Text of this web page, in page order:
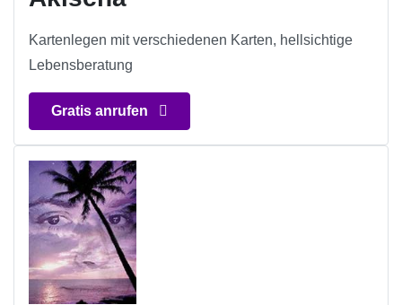
Kartenlegen mit verschiedenen Karten, hellsichtige
Lebensberatung
Gratis anrufen